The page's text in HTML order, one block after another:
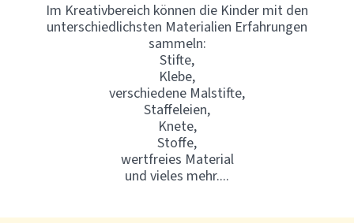
Im Kreativbereich können die Kinder mit den
unterschiedlichsten Materialien Erfahrungen
sammeln:
Stifte,
Klebe,
verschiedene Malstifte,
Staffeleien,
Knete,
Stoffe,
wertfreies Material
und vieles mehr....